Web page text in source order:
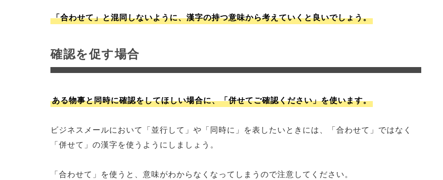
「合わせて」と混同しないように、漢字の持つ意味から考えていくと良いでしょう。
確認を促す場合
ある物事と同時に確認をしてほしい場合に、「併せてご確認ください」を使います。
ビジネスメールにおいて「並行して」や「同時に」を表したいときには、「合わせて」ではなく
「併せて」の漢字を使うようにしましょう。
「合わせて」を使うと、意味がわからなくなってしまうので注意してください。